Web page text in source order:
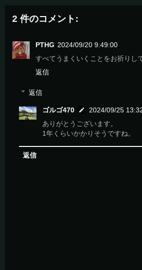
2 件のコメント:
PTHG 2024/09/20 9:49:00
すべてうまくいくことをお祈りし
返信
返信
ゴルゴ470
2024/09/25
ありがとうございます。
1年くらいかかりそうですね。
返信